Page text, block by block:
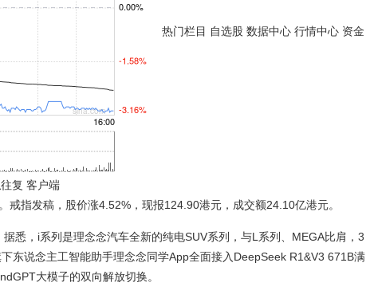
热门栏目 自选股 数据中心 行情中心 资金
复 客户端
指发稿，股价涨4.52%，现报124.90港元，成交额24.10亿港元。
，i系列是理念念汽车全新的纯电SUV系列，与L系列、MEGA比肩，3
东说念主工智能助手理念念同学App全面接入DeepSeek R1&V3 671B满
大模子的双向解放切换。